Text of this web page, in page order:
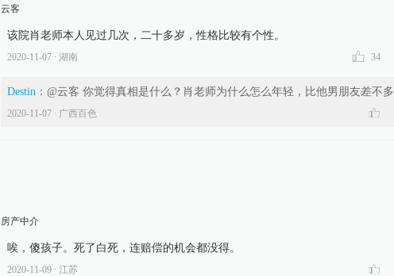
云客
该院肖老师本人见过几次，二十多岁，性格比较有个性。
2020-11-07 ∙ 湖南 34
Destin ： @云客 你觉得真相是什么？肖老师为什么怎么年轻，比他男朋友差不多
2020-11-07 ∙ 广西百色
房产中介
唉，傻孩子。死了白死，连赔偿的机会都没得。
2020-11-09 ∙ 江苏